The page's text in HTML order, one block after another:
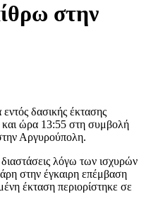
στην
δασικής έκτασης
ώρα 13:55 στη συμβολή
Αργυρούπολη.
λόγω των ισχυρών
στην έγκαιρη επέμβαση
έκταση περιορίστηκε σε